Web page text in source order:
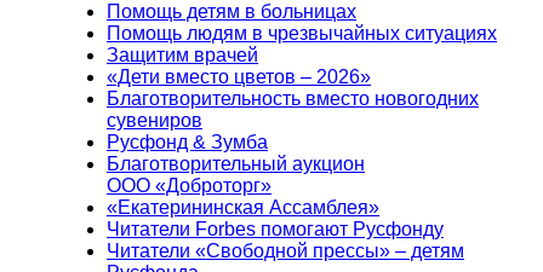
Помощь детям в больницах
Помощь людям в чрезвычайных ситуациях
Защитим врачей
«Дети вместо цветов – 2026»
Благотворительность вместо новогодних
сувениров
Русфонд & Зумба
Благотворительный аукцион
ООО «Доброторг»
«Екатерининская Ассамблея»
Читатели Forbes помогают Русфонду
Читатели «Свободной прессы» – детям